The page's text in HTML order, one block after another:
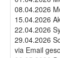
08.04.2026
15.04.2026
22.04.2026
29.04.2026
via Email